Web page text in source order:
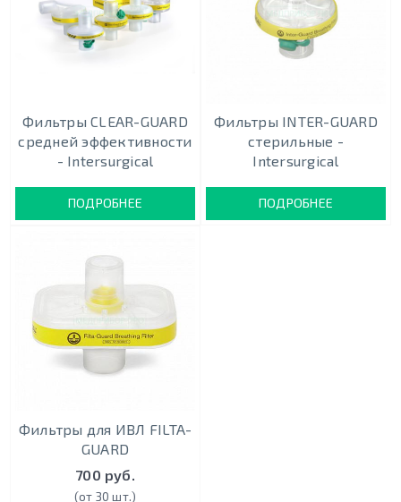
Фильтры CLEAR-GUARD
средней эффективности
- Intersurgical
ПОДРОБНЕЕ
Фильтры INTER-GUARD
стерильные -
Intersurgical
ПОДРОБНЕЕ
Фильтры для ИВЛ FILTA-
GUARD
700 руб.
(от 30 шт.)